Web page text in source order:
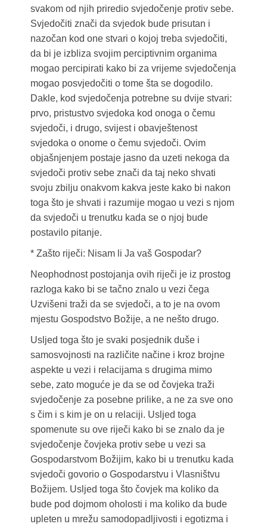
svakom od njih priredio svjedočenje protiv sebe.
Svjedočiti znači da svjedok bude prisutan i
nazočan kod one stvari o kojoj treba svjedočiti,
da bi je izbliza svojim perciptivnim organima
mogao percipirati kako bi za vrijeme svjedočenja
mogao posvjedočiti o tome šta se dogodilo.
Dakle, kod svjedočenja potrebne su dvije stvari:
prvo, pristustvo svjedoka kod onoga o čemu
svjedoči, i drugo, svijest i obavještenost
svjedoka o onome o čemu svjedoči. Ovim
objašnjenjem postaje jasno da uzeti nekoga da
svjedoči protiv sebe znači da taj neko shvati
svoju zbilju onakvom kakva jeste kako bi nakon
toga što je shvati i razumije mogao u vezi s njom
da svjedoči u trenutku kada se o njoj bude
postavilo pitanje.
* Zašto riječi: Nisam li Ja vaš Gospodar?
Neophodnost postojanja ovih riječi je iz prostog
razloga kako bi se tačno znalo u vezi čega
Uzvišeni traži da se svjedoči, a to je na ovom
mjestu Gospodstvo Božije, a ne nešto drugo.
Usljed toga što je svaki posjednik duše i
samosvojnosti na različite načine i kroz brojne
aspekte u vezi i relacijama s drugima mimo
sebe, zato moguće je da se od čovjeka traži
svjedočenje za posebne prilike, a ne za sve ono
s čim i s kim je on u relaciji. Usljed toga
spomenute su ove riječi kako bi se znalo da je
svjedočenje čovjeka protiv sebe u vezi sa
Gospodarstvom Božijim, kako bi u trenutku kada
svjedoči govorio o Gospodarstvu i Vlasništvu
Božijem. Usljed toga što čovjek ma koliko da
bude pod dojmom oholosti i ma koliko da bude
upleten u mrežu samodopadljivosti i egotizma i